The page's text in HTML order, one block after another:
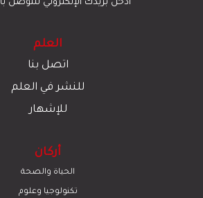
أدخل بريدك الإلكتروني للتوصل
العلم
اتصل بنا
للنشر في العلم
للإشهار
أركان
الحياة والصحة
تكنولوجيا وعلوم